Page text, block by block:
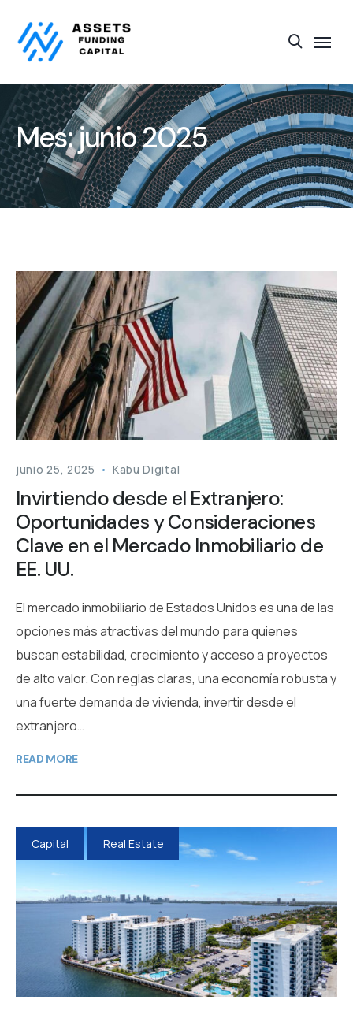
Mes:junio 2025
junio 25, 2025 Kabu Digital
Invirtiendo desde el Extranjero:
Oportunidades y Consideraciones
Clave en el Mercado Inmobiliario de
EE. UU.
El mercado inmobiliario de Estados Unidos es una de las
opciones más atractivas del mundo para quienes
buscan estabilidad, crecimiento y acceso a proyectos
de alto valor. Con reglas claras, una economía robusta y
una fuerte demanda de vivienda, invertir desde el
extranjero…
READ MORE
Capital Real Estate